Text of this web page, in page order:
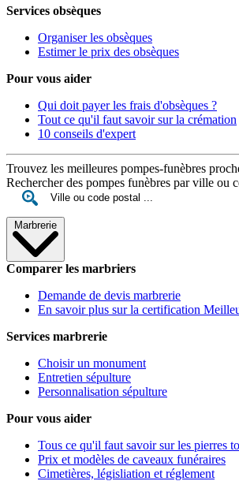
Services obsèques
Organiser les obsèques
Estimer le prix des obsèques
Pour vous aider
Qui doit payer les frais d'obsèques ?
Tout ce qu'il faut savoir sur la crémation
10 conseils d'expert
Trouvez les meilleures pompes-funèbres
Rechercher des pompes funèbres par ville ou
Marbrerie
Comparer les marbriers
Demande de devis marbrerie
En savoir plus sur la certification
Services marbrerie
Choisir un monument
Entretien sépulture
Personnalisation sépulture
Pour vous aider
Tous ce qu'il faut savoir sur les pierres
Prix et modèles de caveaux funéraires
Cimetières, législiation et réglement